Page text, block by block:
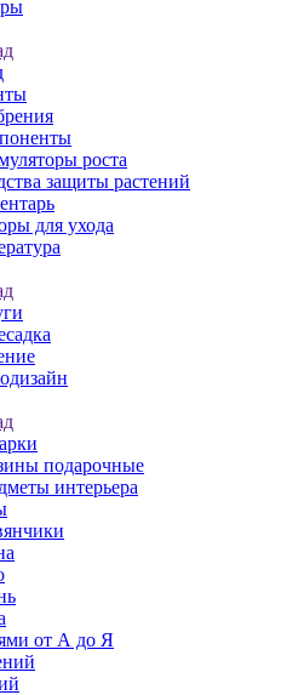
роста
защиты растений
для ухода
подарочные
интерьера
от А до Я